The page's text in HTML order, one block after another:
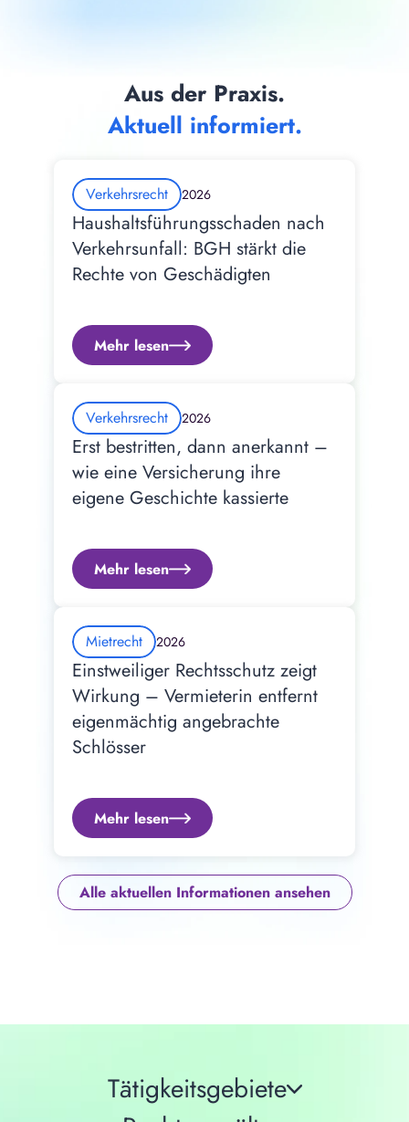
Aus der Praxis.
Aktuell informiert.
Verkehrsrecht 2026
Haushaltsführungsschaden nach
Verkehrsunfall: BGH stärkt die
Rechte von Geschädigten
Mehr lesen
Verkehrsrecht 2026
Erst bestritten, dann anerkannt –
wie eine Versicherung ihre
eigene Geschichte kassierte
Mehr lesen
Mietrecht 2026
Einstweiliger Rechtsschutz zeigt
Wirkung – Vermieterin entfernt
eigenmächtig angebrachte
Schlösser
Mehr lesen
Alle aktuellen Informationen ansehen
Tätigkeitsgebiete